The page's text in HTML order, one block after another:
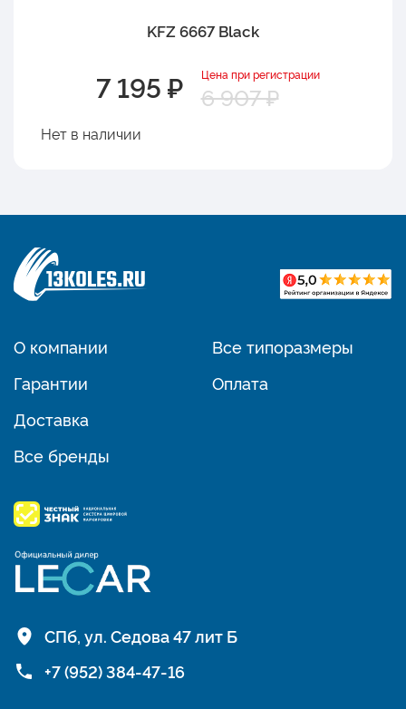
KFZ 6667 Black
7 195 ₽ Цена при регистрации
6 907 ₽
Нет в наличии
О компании
Гарантии
Доставка
Все бренды
Все типоразмеры
Оплата
СПб, ул. Седова 47 лит Б
+7 (952) 384-47-16